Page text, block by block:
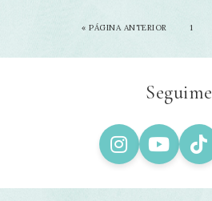
«PÁGINA ANTERIOR 1
Seguime